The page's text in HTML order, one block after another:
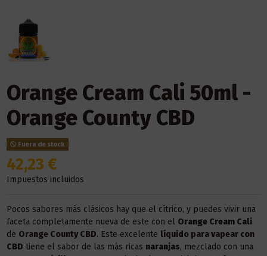
Orange Cream Cali 50ml -
Orange County CBD
Fuera de stock
42,23 €
Impuestos incluidos
Pocos sabores más clásicos hay que el cítrico, y puedes vivir una
faceta completamente nueva de este con el Orange Cream Cali
de Orange County CBD. Este excelente líquido para vapear con
CBD tiene el sabor de las más ricas naranjas, mezclado con una